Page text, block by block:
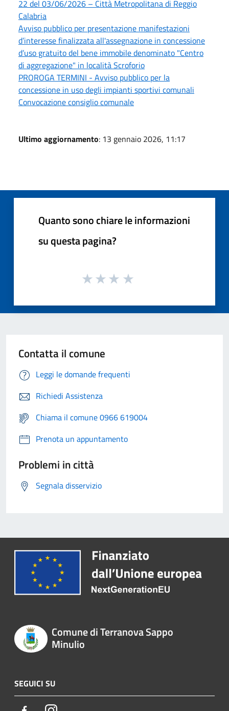
22 del 03/06/2026 – Città Metropolitana di Reggio
Calabria
Avviso pubblico per presentazione manifestazioni
d’interesse finalizzata all'assegnazione in concessione
d’uso gratuito del bene immobile denominato "Centro
di aggregazione" in località Scroforio
PROROGA TERMINI - Avviso pubblico per la
concessione in uso degli impianti sportivi comunali
Convocazione consiglio comunale
Ultimo aggiornamento: 13 gennaio 2026, 11:17
Quanto sono chiare le informazioni
su questa pagina?
Contatta il comune
Leggi le domande frequenti
Richiedi Assistenza
Chiama il comune 0966 619004
Prenota un appuntamento
Problemi in città
Segnala disservizio
Comune di Terranova Sappo
Minulio
SEGUICI SU